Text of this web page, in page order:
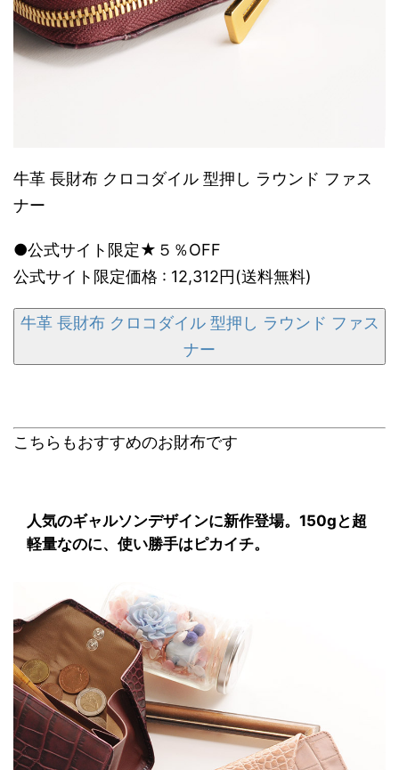
牛革 長財布 クロコダイル 型押し ラウンド ファス
ナー
●公式サイト限定★５％OFF
公式サイト限定価格 : 12,312円(送料無料)
牛革 長財布 クロコダイル 型押し ラウンド ファス
ナー
こちらもおすすめのお財布です
人気のギャルソンデザインに新作登場。150gと超
軽量なのに、使い勝手はピカイチ。